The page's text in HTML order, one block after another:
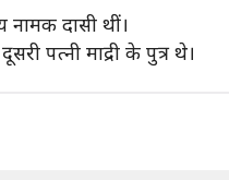
दासी थीं।
पत्नी माद्री के पुत्र थे।